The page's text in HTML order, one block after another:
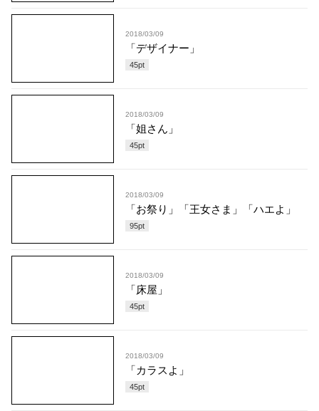
2018/03/09
「デザイナー」
45pt
2018/03/09
「姐さん」
45pt
2018/03/09
「お祭り」「王女さま」「ハエよ」
95pt
2018/03/09
「床屋」
45pt
2018/03/09
「カラスよ」
45pt